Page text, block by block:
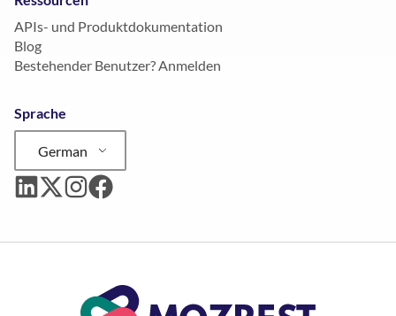
APIs- und Produktdokumentation
Blog
Bestehender Benutzer? Anmelden
Sprache
German